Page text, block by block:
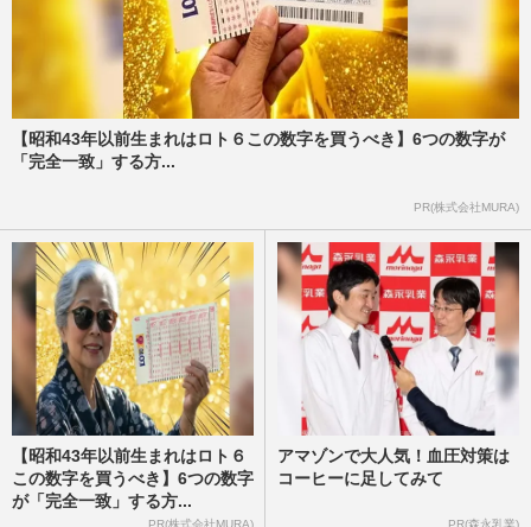
【昭和43年以前生まれはロト６この数字を買うべき】6つの数字が
「完全一致」する方...
PR(株式会社MURA)
【昭和43年以前生まれはロト６
この数字を買うべき】6つの数字
が「完全一致」する方...
PR(株式会社MURA)
アマゾンで大人気！血圧対策は
コーヒーに足してみて
PR(森永乳業)